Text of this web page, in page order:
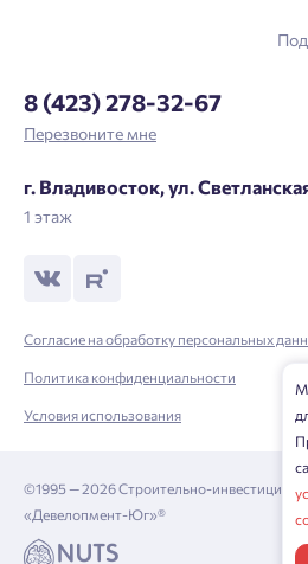
8 (423) 278-32-67
Перезвоните мне
г. Владивосток, ул.
1 этаж
Согласие на обработку персональных
Политика конфиденциальности
Условия использования
©1995 — 2026 Строительно-
«Девелопмент-Юг»®